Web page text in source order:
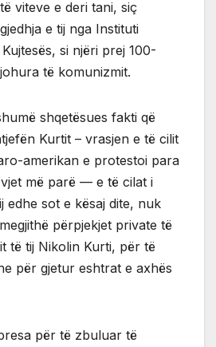
viteve e deri tani, siç
e tij nga Instituti
si njëri prej 100-
të komunizmit.
shqetësues fakti që
Kurtit – vrasjen e të cilit
amerikan e protestoi para
më parë — e të cilat i
edhe sot e kësaj dite, nuk
përpjekjet private të
të tij Nikolin Kurti, për të
për gjetur eshtrat e axhës
për të zbuluar të